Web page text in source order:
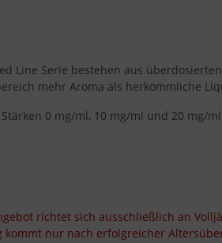
Line Serie bestehen aus
mehr Aroma als herkömmliche
0 mg/ml, 10 mg/ml und 20 mg/
richtet sich ausschließlich an
kommt nur nach erfolgreicher